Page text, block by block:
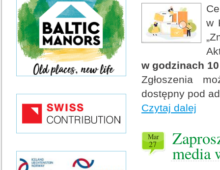
w
w godzinach
Zgłoszenia
dostępny pod
Czytaj dalej
mar
27 media